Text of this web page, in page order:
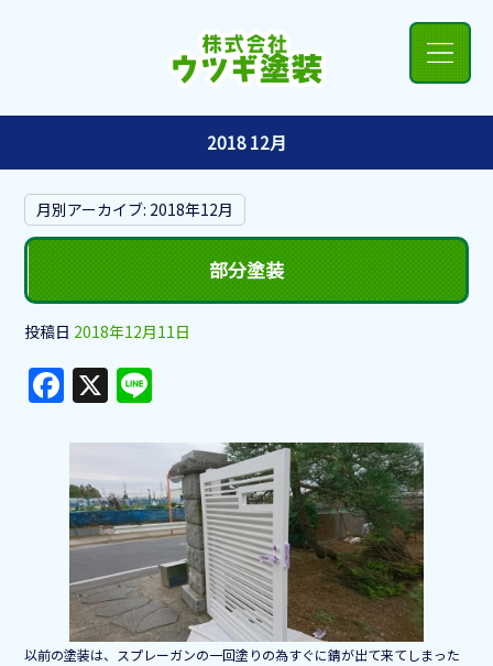
2018 12月
月別アーカイブ: 2018年12月
部分塗装
投稿日 2018年12月11日
F
a
c
e
b
o
o
k
X
e
以前の塗装は、スプレーガンの一回塗りの為すぐに錆が出て来てしまった